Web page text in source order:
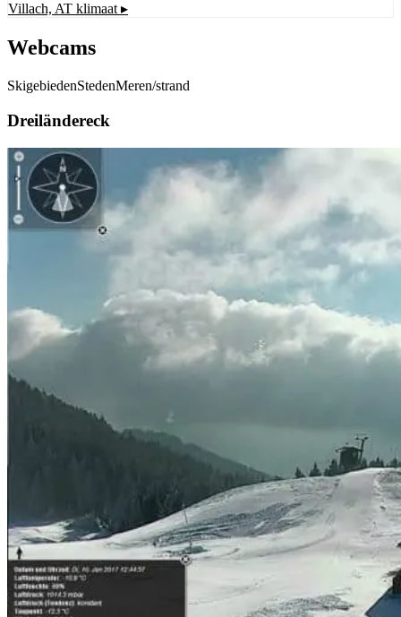
Villach, AT klimaat ▸
Webcams
SkigebiedenStedenMeren/strand
Dreiländereck